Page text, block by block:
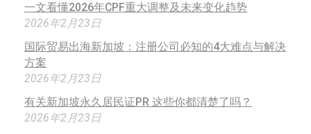
一文看懂2026年CPF重大调整及未来变化趋势
2026年2月23日
国际贸易出海新加坡：注册公司必知的4大难点与解决
方案
2026年2月23日
有关新加坡永久居民证PR 这些你都清楚了吗？
2026年2月23日